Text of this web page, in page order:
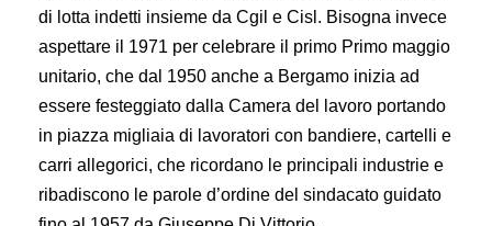
di lotta indetti insieme da Cgil e Cisl. Bisogna invece
aspettare il 1971 per celebrare il primo Primo maggio
unitario, che dal 1950 anche a Bergamo inizia ad
essere festeggiato dalla Camera del lavoro portando
in piazza migliaia di lavoratori con bandiere, cartelli e
carri allegorici, che ricordano le principali industrie e
ribadiscono le parole d’ordine del sindacato guidato